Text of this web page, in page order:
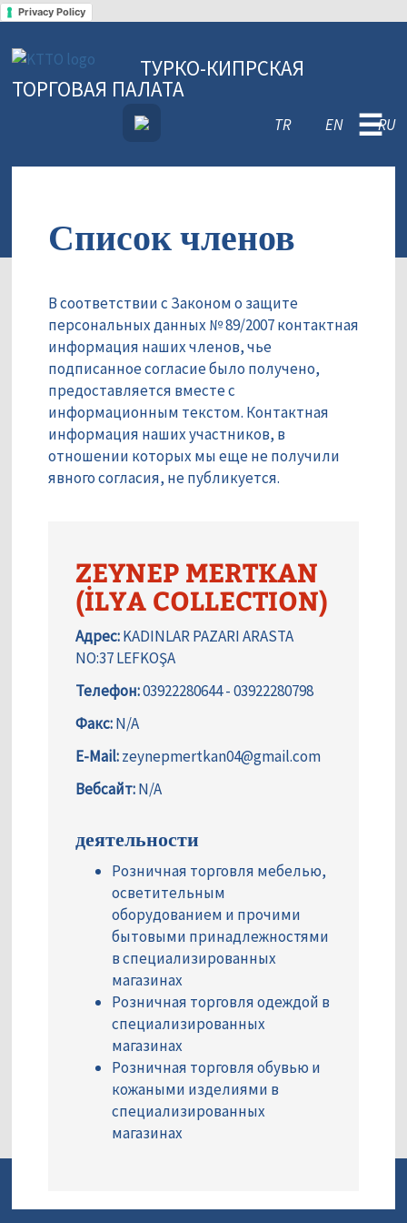
Privacy Policy
ТУРКО-КИПРСКАЯ
ТОРГОВАЯ ПАЛАТА
TR EN RU
☰
Список членов
В соответствии с Законом о защите
персональных данных № 89/2007 контактная
информация наших членов, чье
подписанное согласие было получено,
предоставляется вместе с
информационным текстом. Контактная
информация наших участников, в
отношении которых мы еще не получили
явного согласия, не публикуется.
ZEYNEP MERTKAN
(İLYA COLLECTION)
Адрес:KADINLAR PAZARI ARASTA
NO:37 LEFKOŞA
Телефон:03922280644 - 03922280798
Факс:N/A
E-Mail:zeynepmertkan04@gmail.com
Вебсайт:N/A
деятельности
Розничная торговля мебелью,
осветительным
оборудованием и прочими
бытовыми принадлежностями
в специализированных
магазинах
Розничная торговля одеждой в
специализированных
магазинах
Розничная торговля обувью и
кожаными изделиями в
специализированных
магазинах